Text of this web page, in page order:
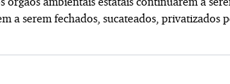
a serem fechados, sucateados, privatizados